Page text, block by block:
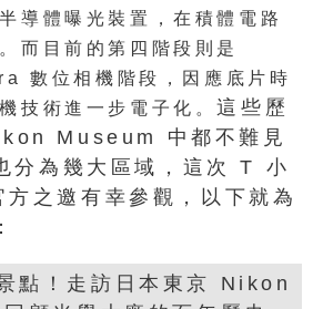
導體曝光裝置，在積體電路
而目前的第四階段則是
數位相機階段，因應底片時
技術進一步電子化。這些歷
Museum 中都不難見
分為幾大區域，這次 T 小
之邀有幸參觀，以下就為